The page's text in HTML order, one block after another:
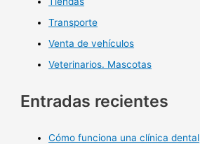
Transporte
Venta de vehículos
Veterinarios. Mascotas
Entradas recientes
Cómo funciona una clínica dental